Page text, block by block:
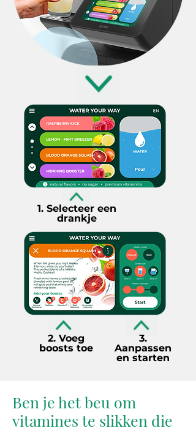
1. Selecteer een
drankje
3.
Aanpassen
en starten
2. Voeg
boosts toe
Ben je het beu om
vitamines te slikken die